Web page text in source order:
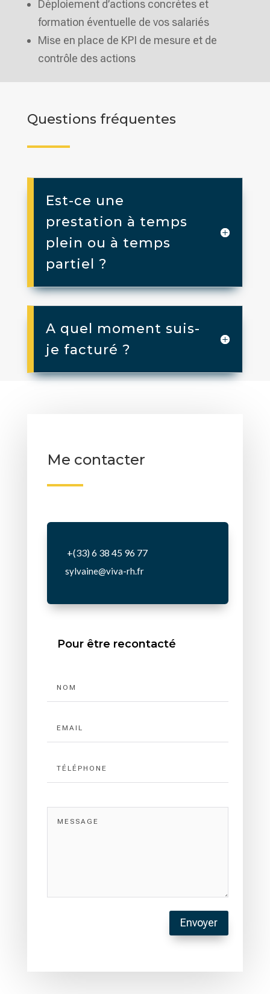
Déploiement d’actions concrètes et
formation éventuelle de vos salariés
Mise en place de KPI de mesure et de
contrôle des actions
Questions fréquentes
Est-ce une
prestation à temps
plein ou à temps
partiel ?
A quel moment suis-
je facturé ?
Me contacter
+(33) 6 38 45 96 77
sylvaine@viva-rh.fr
Pour être recontacté
Envoyer